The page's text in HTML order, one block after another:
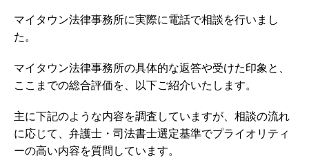
マイタウン法律事務所に実際に電話で相談を行いまし
た。
マイタウン法律事務所の具体的な返答や受けた印象と、
ここまでの総合評価を、以下ご紹介いたします。
主に下記のような内容を調査していますが、 相談の流れ
に応じて、弁護士・司法書士選定基準でプライオリティ
ーの高い内容を質問しています。